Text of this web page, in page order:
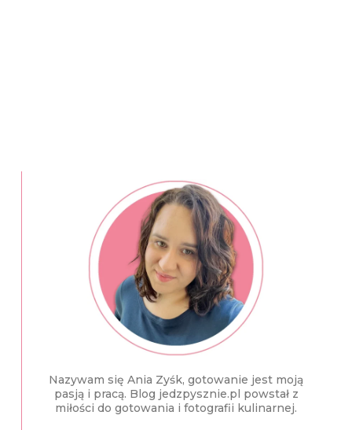
Nazywam się Ania Zyśk, gotowanie jest moją
pasją i pracą. Blog jedzpysznie.pl powstał z
miłości do gotowania i fotografii kulinarnej.